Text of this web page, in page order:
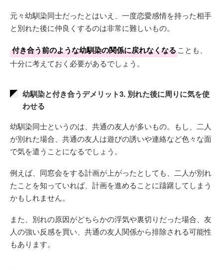
元々幼馴染同士だったとはいえ、一度恋愛感情を持った相手
と別れた後に仲良くするのは非常に難しいもの。
付き合う前のような幼馴染の関係に戻れなくなることも、
十分に考えておく必要があるでしょう。
幼馴染と付き合うデメリット3. 別れた後に周りに気を使
わせる
幼馴染同士というのは、共通の友人が多いもの。もし、二人
が別れた場合、共通の友人は遊びの誘いや連絡など色々な面
で気を遣うことになるでしょう。
例えば、同窓会をする計画が上がったとしても、二人が別れ
たことを知っていれば、計画を進めることに躊躇してしまう
かもしれません。
また、別れの原因がどちらかの浮気や裏切りだった場合、友
人の強い反感を買い、共通の友人関係から排除される可能性
もあります。